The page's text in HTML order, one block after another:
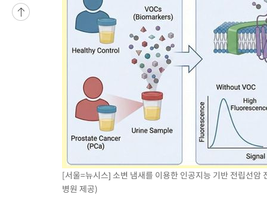
-16589초 전 >
[속보]7~9일 프로야구 3연전도 폭염 취소…11일 재개
"韓 외환시장 개입 관측 배경엔 美의 대한국 무역적자 있어"
'월드컵 탈락 후폭풍' 축구협회…초유의 압수수색에 '충격·당
서울 낮 37.9도, 올여름 최고치 경신…영등포 순간 '40도'
[속보]종합특검, 대검 추가 압수수색…내란 중요임무종사 혐의
[속보]코스닥, 800p 회복…0.26% 오른 801.67 마감
[속보]코스피, 301.88포인트(4.58%) 내린 6296.38 마감
[속보]원·달러 환율, 0.7원 내린 1423.8원 마감
"여기 떨어졌다"…다누리, 스페이스X 로켓 달 충돌 흔적 포착
손흥민, 5경기 연속골 실패…LAFC는 승부차기 끝 과달라하라
내일까지 39도 '펄펄'…기상청 "태풍 지나며 폭염 잠시 꺾인다"
트럼프, 한국계 진보 주지사 후보 맹공…"공산주의가 최대 위협"
[서울=뉴시스] 소변 냄새를 이용한 인공지능 기반 전립선
병원 제공)